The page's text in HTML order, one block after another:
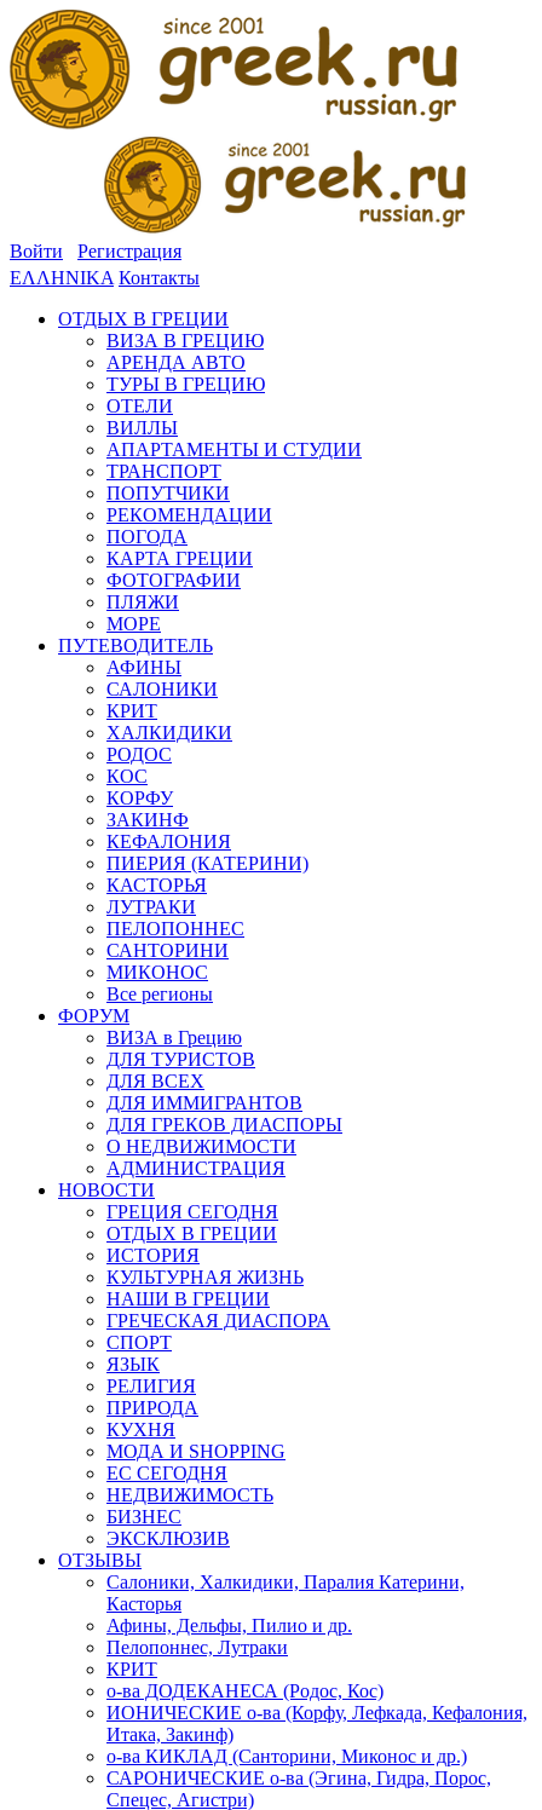
Войти
Регистрация
ΕΛΛΗΝΙΚΑ Контакты
ОТДЫХ В ГРЕЦИИ
ВИЗА В ГРЕЦИЮ
АРЕНДА АВТО
ТУРЫ В ГРЕЦИЮ
ОТЕЛИ
ВИЛЛЫ
АПАРТАМЕНТЫ И СТУДИИ
ТРАНСПОРТ
ПОПУТЧИКИ
РЕКОМЕНДАЦИИ
ПОГОДА
КАРТА ГРЕЦИИ
ФОТОГРАФИИ
ПЛЯЖИ
МОРЕ
ПУТЕВОДИТЕЛЬ
АФИНЫ
САЛОНИКИ
КРИТ
ХАЛКИДИКИ
РОДОС
КОС
КОРФУ
ЗАКИНФ
КЕФАЛОНИЯ
ПИЕРИЯ (КАТЕРИНИ)
КАСТОРЬЯ
ЛУТРАКИ
ПЕЛОПОННЕС
САНТОРИНИ
МИКОНОС
Все регионы
ФОРУМ
ВИЗА в Грецию
ДЛЯ ТУРИСТОВ
ДЛЯ ВСЕХ
ДЛЯ ИММИГРАНТОВ
ДЛЯ ГРЕКОВ ДИАСПОРЫ
О НЕДВИЖИМОСТИ
АДМИНИСТРАЦИЯ
НОВОСТИ
ГРЕЦИЯ СЕГОДНЯ
ОТДЫХ В ГРЕЦИИ
ИСТОРИЯ
КУЛЬТУРНАЯ ЖИЗНЬ
НАШИ В ГРЕЦИИ
ГРЕЧЕСКАЯ ДИАСПОРА
СПОРТ
ЯЗЫК
РЕЛИГИЯ
ПРИРОДА
КУХНЯ
МОДА И SHOPPING
ЕС СЕГОДНЯ
НЕДВИЖИМОСТЬ
БИЗНЕС
ЭКСКЛЮЗИВ
ОТЗЫВЫ
Салоники, Халкидики, Паралия Катерини,
Касторья
Афины, Дельфы, Пилио и др.
Пелопоннес, Лутраки
КРИТ
о-ва ДОДЕКАНЕСА (Родос, Кос)
ИОНИЧЕСКИЕ о-ва (Корфу, Лефкада, Кефалония,
Итака, Закинф)
о-ва КИКЛАД (Санторини, Миконос и др.)
САРОНИЧЕСКИЕ о-ва (Эгина, Гидра, Порос,
Спецес, Агистри)